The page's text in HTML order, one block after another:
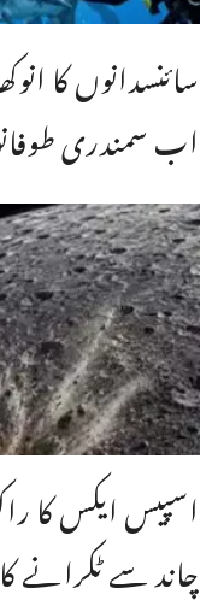
سائنسدانوں کا
اب سمندری
اسپیس ایکس کا
چاند سے ٹکرانے